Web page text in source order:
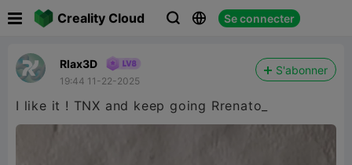
Creality Cloud   Se connecter
Rlax3D
19:44 11-22-2025
S'abonner
I like it ! TNX and keep going Rrenato_